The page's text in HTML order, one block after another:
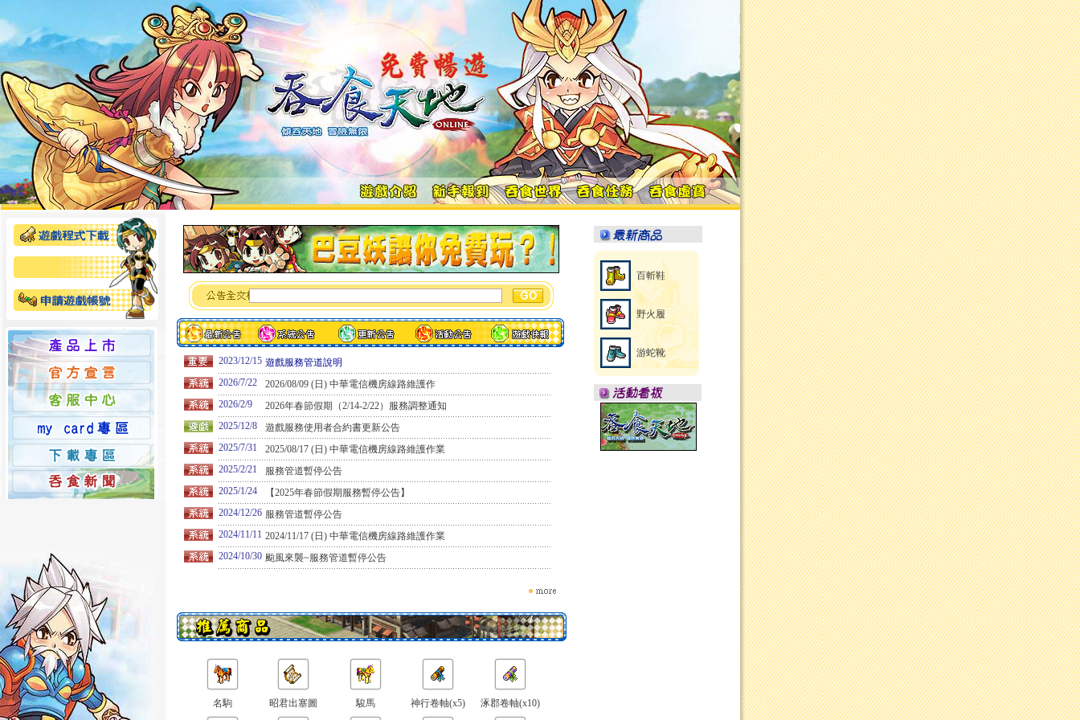
2023/12/15 遊戲服務管道說明
2026/7/22
2026/08/09 (日) 中華電信機房線路維護作
2026/2/9
2026年春節假期（2/14-2/22）服務調整通知
2025/12/8
遊戲服務使用者合約書更新公告
2025/7/31
2025/08/17 (日) 中華電信機房線路維護作業
2025/2/21
服務管道暫停公告
2025/1/24
【2025年春節假期服務暫停公告】
2024/12/26 服務管道暫停公告
2024/11/11 2024/11/17 (日) 中華電信機房線路維護作業
2024/10/30 颱風來襲~服務管道暫停公告
名駒 昭君出塞圖 駿馬 神行卷軸(x5) 涿郡卷軸(x10)
百斬鞋
野火履
游蛇靴